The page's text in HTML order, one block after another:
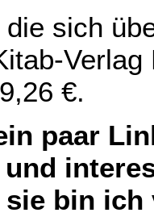
die sich
€.
paar
bin